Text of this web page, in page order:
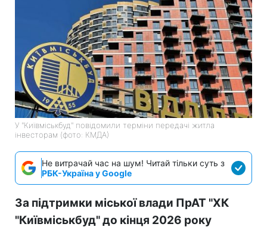
У "Київміськбуд" повідомили терміни передачі житла
інвесторам (фото: КМДА)
Не витрачай час на шум! Читай тільки суть з
РБК-Україна у Google
За підтримки міської влади ПрАТ "ХК
"Київміськбуд" до кінця 2026 року